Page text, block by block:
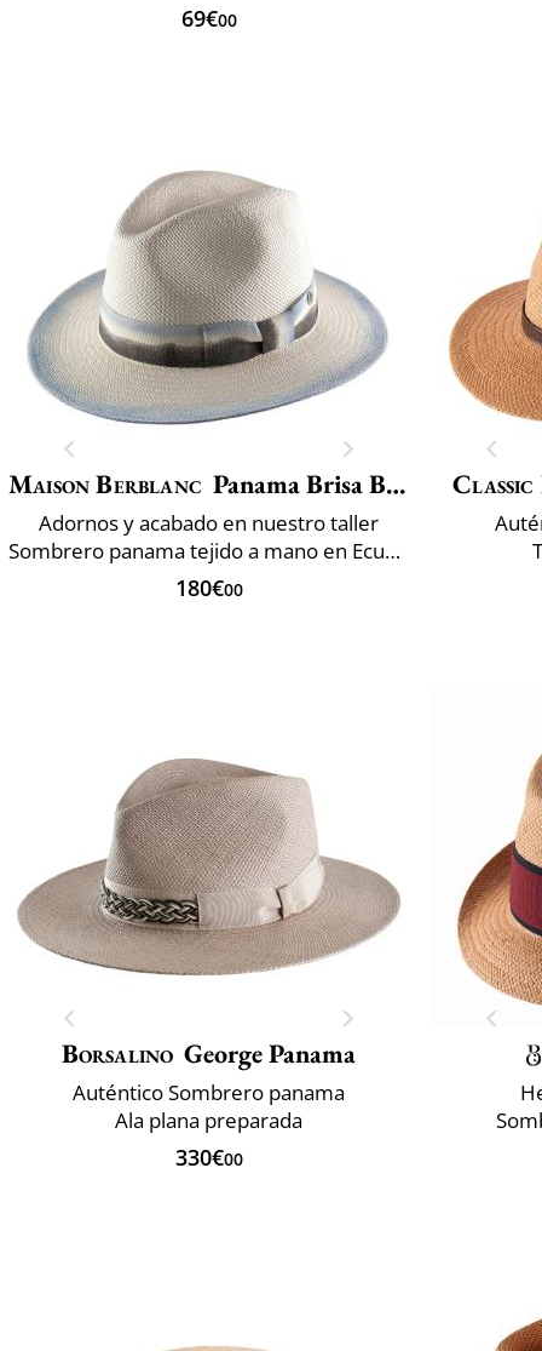
69€00
Maison Berblanc Panama Brisa Belt
Adornos y acabado en nuestro taller
Sombrero panama tejido a mano en Ecuador
180€00
Borsalino George Panama
Auténtico Sombrero panama
Ala plana preparada
330€00